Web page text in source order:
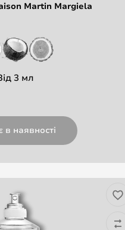
Martin Margiela
3 мл
в наявності